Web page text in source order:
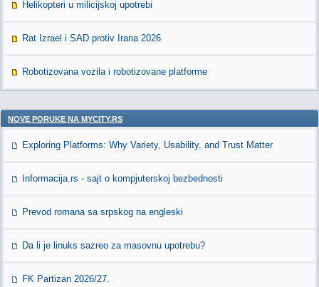
Helikopteri u milicijskoj upotrebi
Rat Izrael i SAD protiv Irana 2026
Robotizovana vozila i robotizovane platforme
NOVE PORUKE NA MYCITY.RS
Exploring Platforms: Why Variety, Usability, and Trust Matter
Informacija.rs - sajt o kompjuterskoj bezbednosti
Prevod romana sa srpskog na engleski
Da li je linuks sazreo za masovnu upotrebu?
FK Partizan 2026/27.